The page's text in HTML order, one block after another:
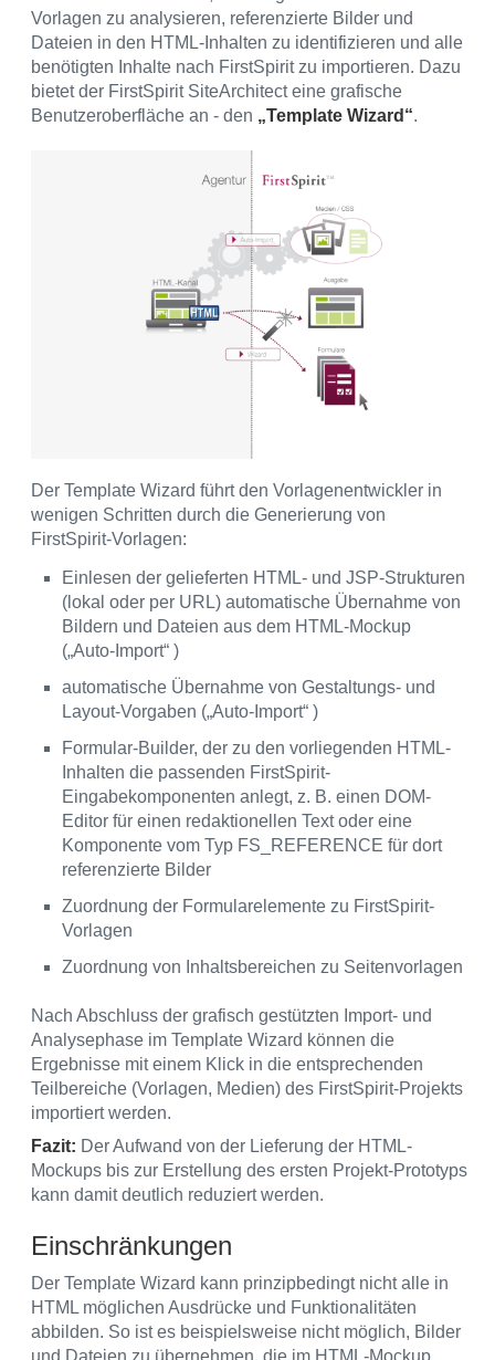
Vorlagen zu analysieren, referenzierte Bilder und
Dateien in den HTML-Inhalten zu identifizieren und alle
benötigten Inhalte nach FirstSpirit zu importieren. Dazu
bietet der FirstSpirit SiteArchitect eine grafische
Benutzeroberfläche an - den „Template Wizard“.
Der Template Wizard führt den Vorlagenentwickler in
wenigen Schritten durch die Generierung von
FirstSpirit-Vorlagen:
Einlesen der gelieferten HTML- und JSP-Strukturen
(lokal oder per URL) automatische Übernahme von
Bildern und Dateien aus dem HTML-Mockup
(„Auto-Import“ )
automatische Übernahme von Gestaltungs- und
Layout-Vorgaben („Auto-Import“ )
Formular-Builder, der zu den vorliegenden HTML-
Inhalten die passenden FirstSpirit-
Eingabekomponenten anlegt, z. B. einen DOM-
Editor für einen redaktionellen Text oder eine
Komponente vom Typ FS_REFERENCE für dort
referenzierte Bilder
Zuordnung der Formularelemente zu FirstSpirit-
Vorlagen
Zuordnung von Inhaltsbereichen zu Seitenvorlagen
Nach Abschluss der grafisch gestützten Import- und
Analysephase im Template Wizard können die
Ergebnisse mit einem Klick in die entsprechenden
Teilbereiche (Vorlagen, Medien) des FirstSpirit-Projekts
importiert werden.
Fazit: Der Aufwand von der Lieferung der HTML-
Mockups bis zur Erstellung des ersten Projekt-Prototyps
kann damit deutlich reduziert werden.
Einschränkungen
Der Template Wizard kann prinzipbedingt nicht alle in
HTML möglichen Ausdrücke und Funktionalitäten
abbilden. So ist es beispielsweise nicht möglich, Bilder